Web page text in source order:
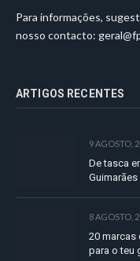
Para informações,
nosso contacto:
ARTIGOS RECENTES
9 AGOSTO,
De tasca
Guimarães
8 AGOSTO,
20 marcas
para o teu